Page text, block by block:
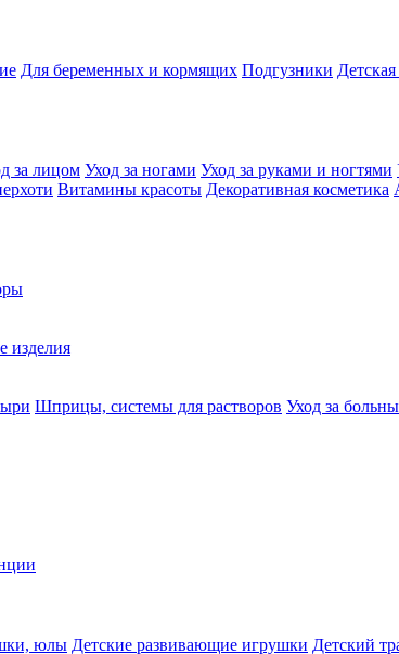
Для беременных и кормящих Подгузники
за лицом Уход за ногами Уход за руками и ногтями
Витамины красоты Декоративная косметика
изделия
Шприцы, системы для растворов Уход за
юлы Детские развивающие игрушки Детский